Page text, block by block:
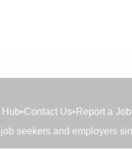
•Contact Us• Report a Job
seekers and employers